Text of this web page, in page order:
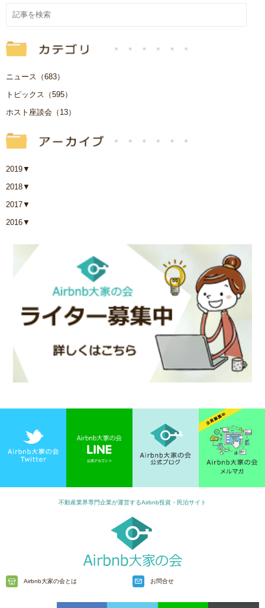
ニュース（683）
トピックス（595）
ホスト座談会（13）
2019▼
2018▼
2017▼
2016▼
不動産業界専門企業が運営するAirbnb投資・民泊サイト
Airbnb大家の会とは お問合せ